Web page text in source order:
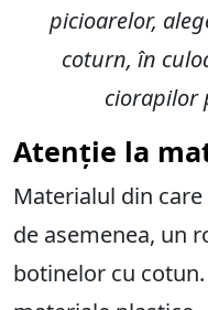
picioarelor,
coturn, în
ciorapilor
Atenție la
Materialul din
de asemenea, un
botinelor cu